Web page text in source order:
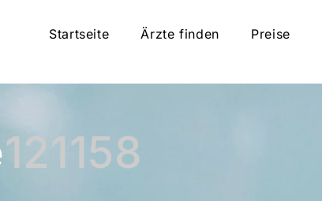
Startseite Ärzte finden Preise
121158